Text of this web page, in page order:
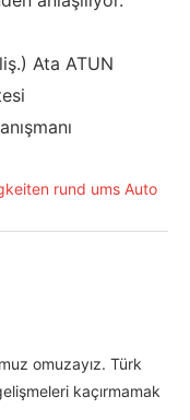
Ata ATUN
omuzayız. Türk
kaçırmamak